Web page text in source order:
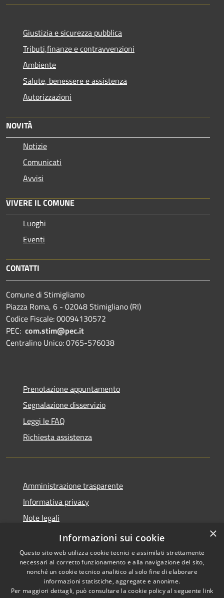
Giustizia e sicurezza pubblica
Tributi,finanze e contravvenzioni
Ambiente
Salute, benessere e assistenza
Autorizzazioni
NOVITÀ
Notizie
Comunicati
Avvisi
VIVERE IL COMUNE
Luoghi
Eventi
CONTATTI
Comune di Stimigliamo
Piazza Roma, 6 - 02048 Stimigliano (RI)
Codice Fiscale: 00094130572
PEC: com.stim@pec.it
Centralino Unico: 0765-576038
Prenotazione appuntamento
Segnalazione disservizio
Leggi le FAQ
Richiesta assistenza
Amministrazione trasparente
Informativa privacy
Note legali
Dichiarazione di accessibilità
Copyright © 2026 • Comune di
×
Informazioni sui cookie
Questo sito web utilizza cookie tecnici e assimilati strettamente
necessari al corretto funzionamento e alla navigazione del sito,
nonché un cookie tecnico analitico al solo fine di elaborare
informazioni statistiche, aggregate e anonime.
Per maggiori dettagli, può consultare la cookie policy al seguente link